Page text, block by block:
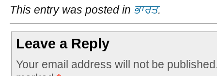
This entry was posted in ਭਾਰਤ.
Leave a Reply
Your email address will not be